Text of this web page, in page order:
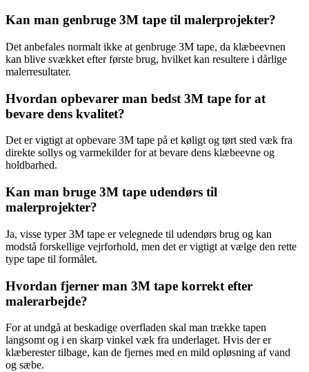
Kan man genbruge 3M tape til malerprojekter?
Det anbefales normalt ikke at genbruge 3M tape, da klæbeevnen
kan blive svækket efter første brug, hvilket kan resultere i dårlige
malerresultater.
Hvordan opbevarer man bedst 3M tape for at
bevare dens kvalitet?
Det er vigtigt at opbevare 3M tape på et køligt og tørt sted væk fra
direkte sollys og varmekilder for at bevare dens klæbeevne og
holdbarhed.
Kan man bruge 3M tape udendørs til
malerprojekter?
Ja, visse typer 3M tape er velegnede til udendørs brug og kan
modstå forskellige vejrforhold, men det er vigtigt at vælge den rette
type tape til formålet.
Hvordan fjerner man 3M tape korrekt efter
malerarbejde?
For at undgå at beskadige overfladen skal man trække tapen
langsomt og i en skarp vinkel væk fra underlaget. Hvis der er
klæberester tilbage, kan de fjernes med en mild opløsning af vand
og sæbe.